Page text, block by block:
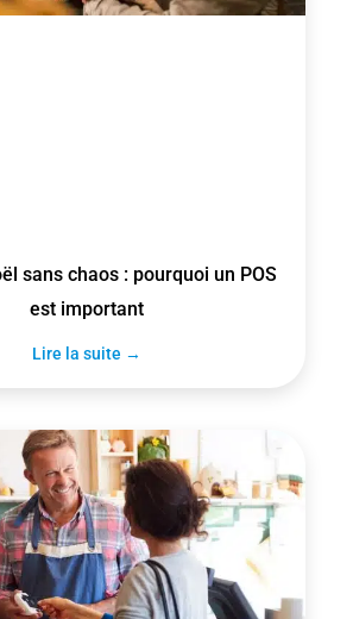
sans chaos : pourquoi un POS
est important
Lire la suite →